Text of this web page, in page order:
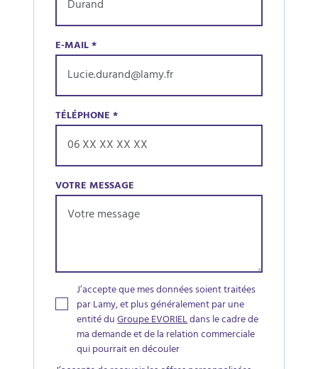
E-MAIL*
TÉLÉPHONE*
VOTRE MESSAGE
J’accepte que mes données soient traitées
par Lamy, et plus généralement par une
entité duGroupe EVORIELdans le cadre de
ma demande et de la relation commerciale
qui pourrait en découler